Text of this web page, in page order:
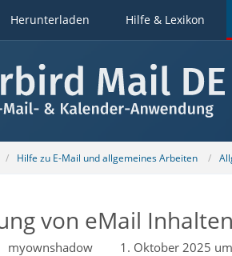
Herunterladen Hilfe & Lexikon
Hilfe zu E-Mail und allgemeines Arbeiten
von eMail Inhalten
myownshadow 1. Oktober 2025